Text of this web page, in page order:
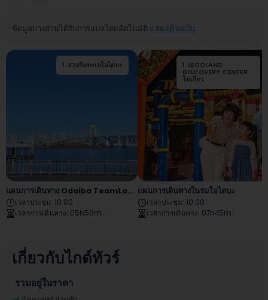
ข้อมูลบางส่วนได้รับการแปลโดยอัตโนมัติ แสดงต้นฉบับ
1. สวนริมทะเลโอไดบะ 2. มาดามทุสโซ โตเกียว
แผนการเดินทาง Odaiba TeamLab Planets
เวลาประชุม: 10:00
เวลาการเดินทาง: 05h50m
1. LEGOLAND
DISCOVERY CENTER
โตเกียว
แผนการเดินทางในร่มโอไดบะ
เวลาประชุม: 10:00
เวลาการเดินทาง: 07h45m
เกี่ยวกับไกด์ทัวร์
รวมอยู่ในราคา